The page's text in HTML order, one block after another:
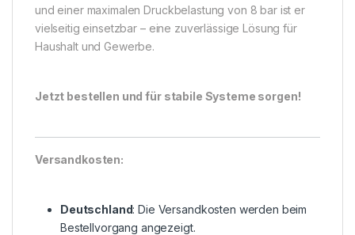
und einer maximalen Druckbelastung von 8 bar ist er
vielseitig einsetzbar – eine zuverlässige Lösung für
Haushalt und Gewerbe.
Jetzt bestellen und für stabile Systeme sorgen!
Versandkosten:
Deutschland: Die Versandkosten werden beim
Bestellvorgang angezeigt.